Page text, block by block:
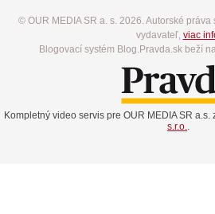
© OUR MEDIA SR a. s. 2026. Autorské
vydavateľ, viac
Blogovací systém Blog.Pravda.sk beží
Kompletný video servis pre OUR MEDIA SR a.s.
s.r.o..